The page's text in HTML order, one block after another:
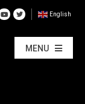
English
MENU